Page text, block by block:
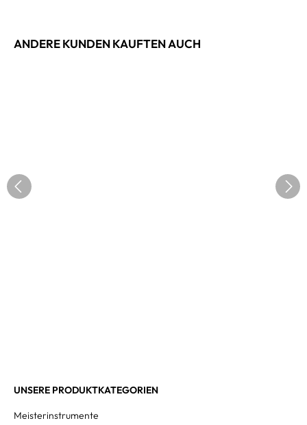
ANDERE KUNDEN KAUFTEN AUCH
UNSERE PRODUKTKATEGORIEN
Meisterinstrumente